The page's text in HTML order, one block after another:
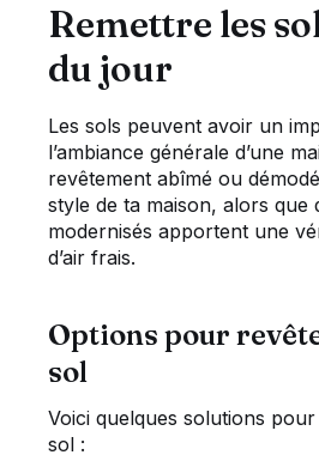
Remettre les
du jour
Les sols peuvent avoir un
l’ambiance générale d’une
revêtement abîmé ou
style de ta maison, alors que
modernisés apportent une
d’air frais.
Options pour
sol
Voici quelques solutions
sol :